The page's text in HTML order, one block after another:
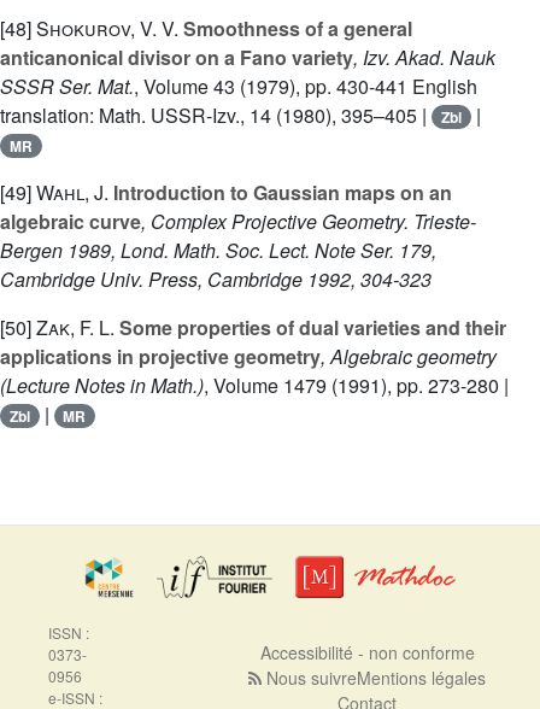
[48]Shokurov, V. V. Smoothness of a general
anticanonical divisor on a Fano variety, Izv. Akad. Nauk
SSSR Ser. Mat., Volume 43 (1979), pp. 430-441 English
translation: Math. USSR-Izv., 14 (1980), 395–405 |
Zbl |
MR
[49]Wahl, J. Introduction to Gaussian maps on an
algebraic curve, Complex Projective Geometry. Trieste-
Bergen 1989, Lond. Math. Soc. Lect. Note Ser. 179,
Cambridge Univ. Press, Cambridge 1992, 304-323
[50]Zak, F. L. Some properties of dual varieties and their
applications in projective geometry, Algebraic geometry
(Lecture Notes in Math.), Volume 1479 (1991), pp. 273-280 |
Zbl | MR
ISSN :
0373-
0956
e-ISSN :
Accessibilité - non conforme
Nous suivreMentions légales
Contact